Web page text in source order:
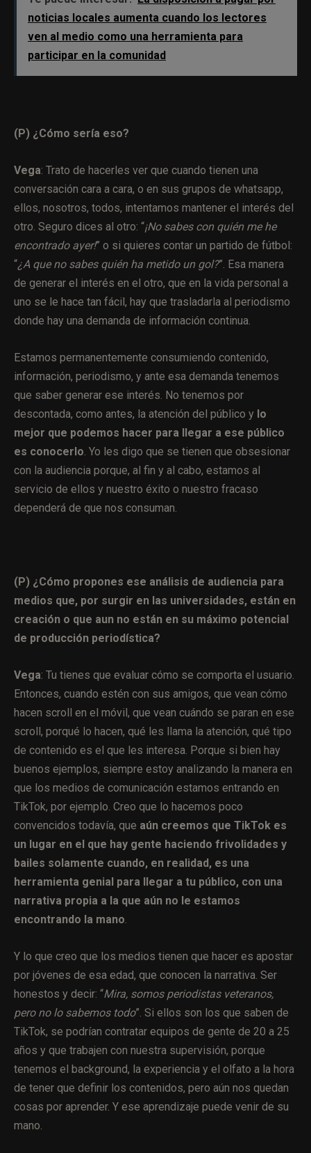
noticias locales aumenta cuando los lectores
ven al medio como una herramienta para
participar en la comunidad
(P) ¿Cómo sería eso?
Vega: Trato de hacerles ver que cuando tienen una
conversación cara a cara, o en sus grupos de whatsapp,
ellos, nosotros, todos, intentamos mantener el interés del
otro. Seguro dices al otro: “¡No sabes con quién me he
encontrado ayer!” o si quieres contar un partido de fútbol:
“¿A que no sabes quién ha metido un gol?”. Esa manera
de generar el interés en el otro, que en la vida personal a
uno se le hace tan fácil, hay que trasladarla al periodismo
donde hay una demanda de información continua.
Estamos permanentemente consumiendo contenido,
información, periodismo, y ante esa demanda tenemos
que saber generar ese interés. No tenemos por
descontada, como antes, la atención del público y lo
mejor que podemos hacer para llegar a ese público
es conocerlo . Yo les digo que se tienen que obsesionar
con la audiencia porque, al fin y al cabo, estamos al
servicio de ellos y nuestro éxito o nuestro fracaso
dependerá de que nos consuman.
(P) ¿Cómo propones ese análisis de audiencia para
medios que, por surgir en las universidades, están en
creación o que aun no están en su máximo potencial
de producción periodística?
Vega: Tu tienes que evaluar cómo se comporta el usuario.
Entonces, cuando estén con sus amigos, que vean cómo
hacen scroll en el móvil, que vean cuándo se paran en ese
scroll, porqué lo hacen, qué les llama la atención, qué tipo
de contenido es el que les interesa. Porque si bien hay
buenos ejemplos, siempre estoy analizando la manera en
que los medios de comunicación estamos entrando en
TikTok, por ejemplo. Creo que lo hacemos poco
convencidos todavía, que aún creemos que TikTok es
un lugar en el que hay gente haciendo frivolidades y
bailes solamente cuando, en realidad, es una
herramienta genial para llegar a tu público, con una
narrativa propia a la que aún no le estamos
encontrando la mano
Y lo que creo que los medios tienen que hacer es apostar
por jóvenes de esa edad, que conocen la narrativa. Ser
honestos y decir: “Mira, somos periodistas veteranos,
pero no lo sabemos todo”. Si ellos son los que saben de
TikTok, se podrían contratar equipos de gente de 20 a 25
años y que trabajen con nuestra supervisión, porque
tenemos el background, la experiencia y el olfato a la hora
de tener que definir los contenidos, pero aún nos quedan
cosas por aprender. Y ese aprendizaje puede venir de su
mano.